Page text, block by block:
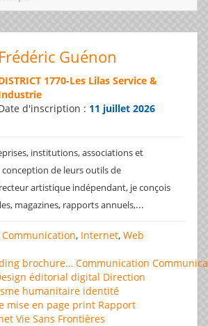
Frédéric Guénon
1770-Les Lilas Service &
d'inscription : 11 juillet 2026
institutions, associations et
de leurs outils de
artistique indépendant, je conçois
magazines, rapports annuels,...
Communication, Internet, Web
brochure… Communication
éditorial digital Direction
humanitaire identité
mise en page print Rapport
Vie Sans Frontières